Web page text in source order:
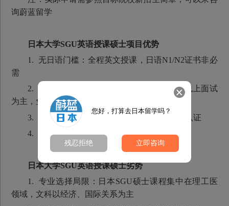
询蔚蓝留学
日本大学SGU英语授课硕士项目优势
1. 无日语门槛：全程英文授课，日语N1/N2证书非必
需
2. 申请流程简化：蔚蓝留学介绍材料审查+线上面试
为主，免赴日考试环节
3. 学历认可度高：学位证书可以正常做学历认证
4. 奖学金机会：可以申请奖学金
日本大学SGU英语授课硕士劣势
1. 专业选择局限：日本SGU硕士课程集中在理工医
领域，文科以经济、国际关系为主
您好，打算去日本留学吗？
残忍拒绝 立即咨询